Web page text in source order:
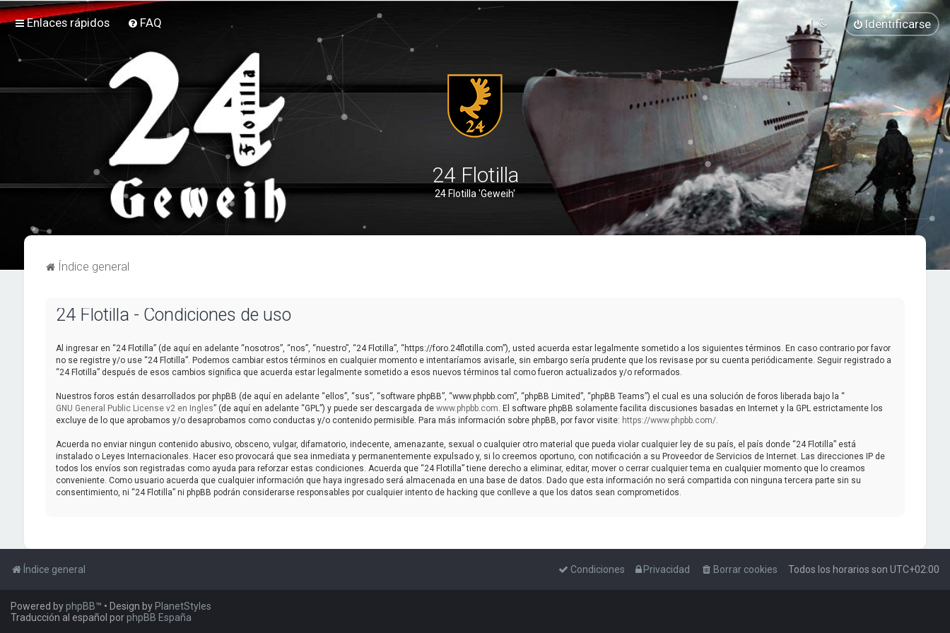
Enlaces rápidos FAQ Identificarse
24 Flotilla
24 Flotilla 'Geweih'
Índice general
24 Flotilla - Condiciones de uso
Al ingresar en “24 Flotilla” (de aquí en adelante “nosotros”, “nos”, “nuestro”, “24 Flotilla”, “https://foro.24flotilla.com”), usted acuerda estar legalmente sometido a los siguientes términos. En caso contrario por favor
no se registre y/o use “24 Flotilla”. Podemos cambiar estos términos en cualquier momento e intentaríamos avisarle, sin embargo sería prudente que los revisase por su cuenta periódicamente. Seguir registrado a
“24 Flotilla” después de esos cambios significa que acuerda estar legalmente sometido a esos nuevos términos tal como fueron actualizados y/o reformados.
Nuestros foros están desarrollados por phpBB (de aquí en adelante “ellos”, “sus”, “software phpBB”, “www.phpbb.com”, “phpBB Limited”, “phpBB Teams”) el cual es una solución de foros liberada bajo la “
GNU General Public License v2 en Ingles” (de aquí en adelante “GPL”) y puede ser descargada de www.phpbb.com. El software phpBB solamente facilita discusiones basadas en Internet y la GPL estrictamente los
excluye de lo que aprobamos y/o desaprobamos como conductas y/o contenido permisible. Para más información sobre phpBB, por favor visite: https://www.phpbb.com/.
Acuerda no enviar ningun contenido abusivo, obsceno, vulgar, difamatorio, indecente, amenazante, sexual o cualquier otro material que pueda violar cualquier ley de su país, el país donde “24 Flotilla” está
instalado o Leyes Internacionales. Hacer eso provocará que sea inmediata y permanentemente expulsado y, si lo creemos oportuno, con notificación a su Proveedor de Servicios de Internet. Las direcciones IP de
todos los envíos son registradas como ayuda para reforzar estas condiciones. Acuerda que “24 Flotilla” tiene derecho a eliminar, editar, mover o cerrar cualquier tema en cualquier momento que lo creamos
conveniente. Como usuario acuerda que cualquier información que haya ingresado será almacenada en una base de datos. Dado que esta información no será compartida con ninguna tercera parte sin su
consentimiento, ni “24 Flotilla” ni phpBB podrán considerarse responsables por cualquier intento de hacking que conlleve a que los datos sean comprometidos.
Índice general Todos los horarios son UTC+02:00
Borrar cookies
Privacidad
Condiciones
Powered byphpBB™ • Design by PlanetStyles
Traducción al español porphpBB España